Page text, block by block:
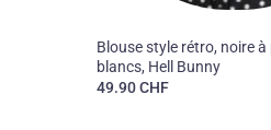
Blouse style rétro, noire à
blancs, Hell Bunny
49.90CHF